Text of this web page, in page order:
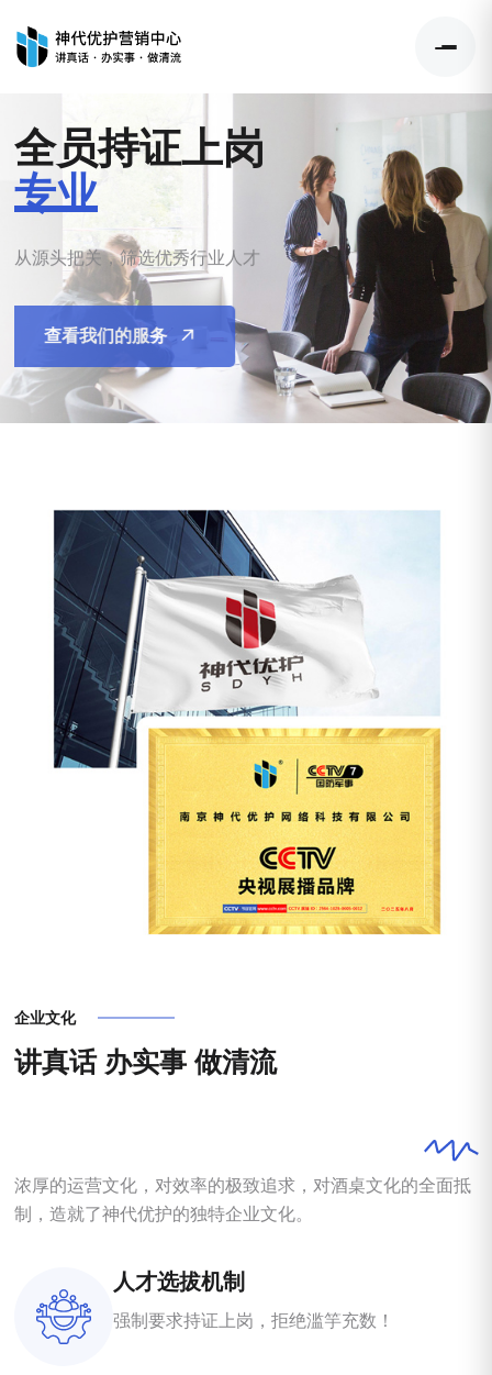
全员持证上岗
专业
从源头把关，筛选优秀行业人才
查看我们的服务
企业文化
讲真话 办实事 做清流
浓厚的运营文化，对效率的极致追求，对酒桌文化的全面抵
制，造就了神代优护的独特企业文化。
人才选拔机制
强制要求持证上岗，拒绝滥竽充数！